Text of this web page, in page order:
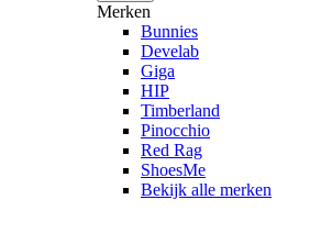
Merken
Bunnies
Develab
Giga
HIP
Timberland
Pinocchio
Red Rag
ShoesMe
Bekijk alle merken